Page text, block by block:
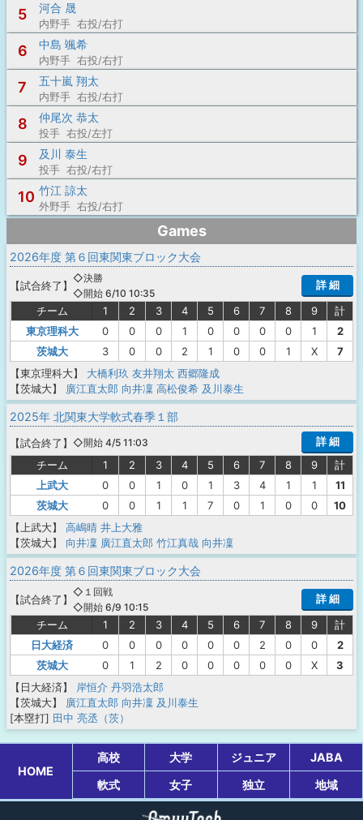
5 河合 晟
内野手 右投/右打
6 中島 颯希
内野手 右投/右打
7 五十嵐 翔太
内野手 右投/右打
8 仲尾次 恭太
投手 右投/左打
9 及川 泰生
投手 右投/右打
10 竹江 諒太
外野手 右投/右打
Games
2026年度 第６回東関東ブロック大会
【試合終了 】
◇決勝
◇開始 6/10 10:35
詳 細
チーム 1 2 3 4 5 6 7 8 9
計
東京理科大
0 0 0 1 0 0 0 0 1
2
茨城大
3 0 0 2 1 0 0 1 X
7
【東京理科大】
大橋利玖 友井翔太 西郷隆成
【茨城大】
廣江直太郎 向井凜 高松俊希 及川泰生
2025年 北関東大学軟式春季１部
【試合終了 】 ◇開始 4/5 11:03
詳 細
チーム
1 2 3 4 5 6 7 8 9
計
上武大
0 0 1 0 1 3 4 1 1
11
茨城大
0 0 1 1 7 0 1 0 0
10
【上武大】
高嶋晴 井上大雅
【茨城大】
向井凜 廣江直太郎 竹江真哉 向井凜
2026年度 第６回東関東ブロック大会
【試合終了 】
◇１回戦
◇開始 6/9 10:15
詳 細
チーム 1 2 3 4 5 6 7 8 9
計
日大経済
0 0 0 0 0 0 2 0 0
2
茨城大
0 1 2 0 0 0 0 0 X
3
【日大経済】
岸恒介 丹羽浩太郎
【茨城大】
廣江直太郎 向井凜 及川泰生
[本塁打] 田中 亮丞（茨）
HOME
高校 大学 ジュニア
JABA
軟式
女子 独立 地域